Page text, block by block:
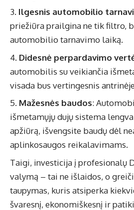
Ilgesnis automobilio
priežiūra prailgina ne tik filtro,
automobilio tarnavimo laiką.
Didesnė perpardavimo
automobilis su veikiančia
visada bus vertingesnis
Mažesnės baudos:
išmetamųjų dujų sistema
apžiūrą, išvengsite baudų dėl
aplinkosaugos reikalavimams.
Taigi, investicija į profesionalų
valymą – tai ne išlaidos, o
taupymas, kuris atsiperka
švaresnį, ekonomiškesnį ir